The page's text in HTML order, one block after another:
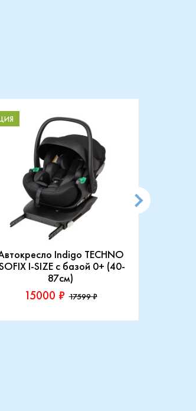
Indigo TECHNO
I-SIZE c базой 0+ (40-
87см)
15000 ₽ 17599 ₽